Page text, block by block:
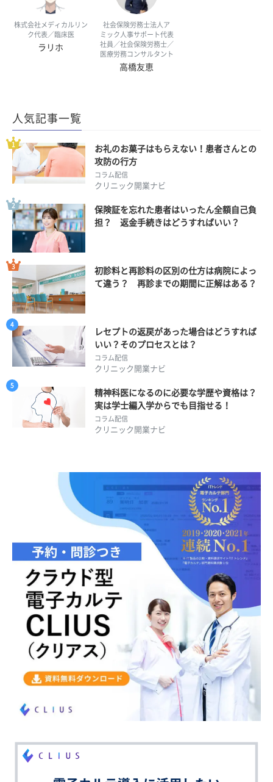
株式会社メディカルリン
ク代表／臨床医
ラリホ
社会保険労務士法人ア
ミック人事サポート代表
社員／社会保険労務士／
医療労務コンサルタント
高橋友恵
人気記事一覧
お礼のお菓子はもらえない！患者さんとの
攻防の行方
コラム配信
クリニック開業ナビ
保険証を忘れた患者はいったん全額自己負
担？ 返金手続きはどうすればいい？
初診料と再診料の区別の仕方は病院によっ
て違う？ 再診までの期間に正解はある？
レセプトの返戻があった場合はどうすれば
いい？そのプロセスとは？
コラム配信
クリニック開業ナビ
精神科医になるのに必要な学歴や資格は？
実は学士編入学からでも目指せる！
コラム配信
クリニック開業ナビ